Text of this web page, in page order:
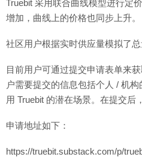
Truebit 采用联合曲线模型进行定
增加，曲线上的价格也同步上升。
社区用户根据实时供应量模拟了总
目前用户可通过提交申请表单来
户需要提交的信息包括个人 / 机
用 Truebit 的潜在场景。在提交后
申请地址如下：
https://truebit.substack.com/p/